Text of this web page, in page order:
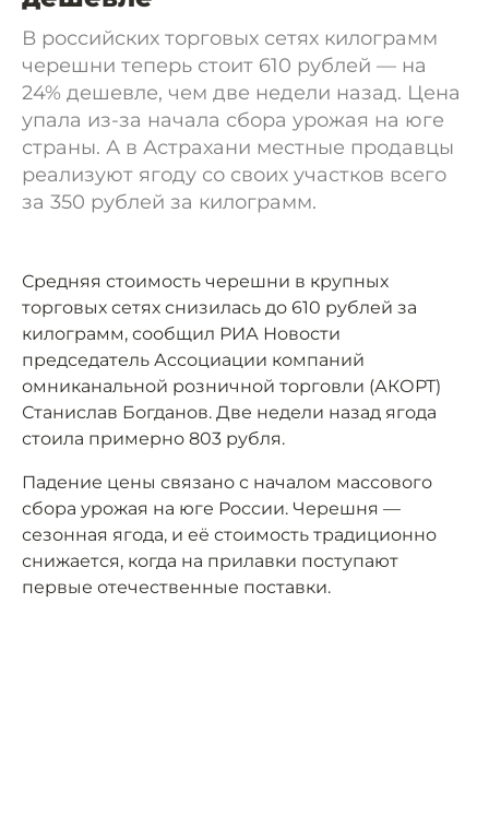
В российских торговых сетях килограмм
черешни теперь стоит 610 рублей — на
24% дешевле, чем две недели назад. Цена
упала из-за начала сбора урожая на юге
страны. А в Астрахани местные продавцы
реализуют ягоду со своих участков всего
за 350 рублей за килограмм.
Средняя стоимость черешни в крупных
торговых сетях снизилась до 610 рублей за
килограмм, сообщил РИА Новости
председатель Ассоциации компаний
омниканальной розничной торговли (АКОРТ)
Станислав Богданов. Две недели назад ягода
стоила примерно 803 рубля.
Падение цены связано с началом массового
сбора урожая на юге России. Черешня —
сезонная ягода, и её стоимость традиционно
снижается, когда на прилавки поступают
первые отечественные поставки.